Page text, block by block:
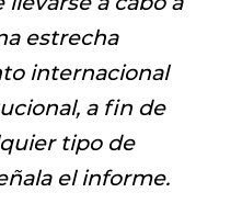
estrecha
internacional
a fin de
tipo de
el informe.